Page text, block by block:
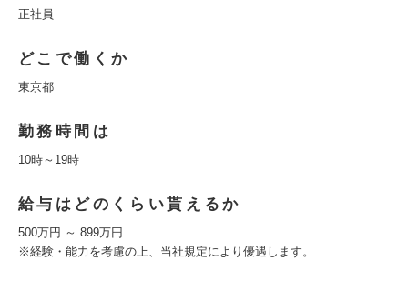
正社員
どこで働くか
東京都
勤務時間は
10時～19時
給与はどのくらい貰えるか
500万円 ～ 899万円
※経験・能力を考慮の上、当社規定により優遇します。